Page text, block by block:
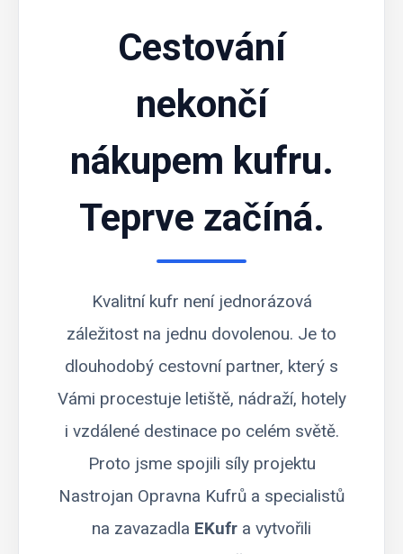
Cestování
nekončí
nákupem kufru.
Teprve začíná.
Kvalitní kufr není jednorázová
záležitost na jednu dovolenou. Je to
dlouhodobý cestovní partner, který s
Vámi procestuje letiště, nádraží, hotely
i vzdálené destinace po celém světě.
Proto jsme spojili síly projektu
Nastrojan Opravna Kufrů a specialistů
na zavazadla EKufr a vytvořili